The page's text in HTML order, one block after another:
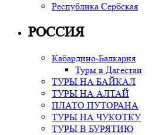
Республика Сербская
РОССИЯ
Кабардино-Балкария
Туры в Дагестан
ТУРЫ НА БАЙКАЛ
ТУРЫ НА АЛТАЙ
ПЛАТО ПУТОРАНА
ТУРЫ НА ЧУКОТКУ
ТУРЫ В БУРЯТИЮ